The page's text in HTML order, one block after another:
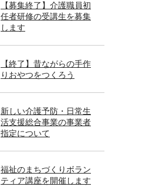
【募集終了】介護職員初
任者研修の受講生を募集
します
【終了】昔ながらの手作
りおやつをつくろう
新しい介護予防・日常生
活支援総合事業の事業者
指定について
福祉のまちづくりボラン
ティア講座を開催します